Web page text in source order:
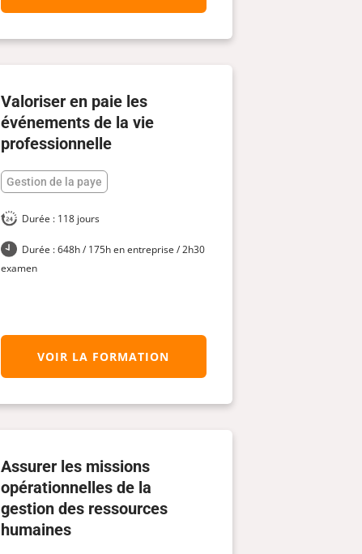
Valoriser en paie les
événements de la vie
professionnelle
Gestion de la paye
Durée : 118 jours
Durée : 648h / 175h en entreprise / 2h30
examen
VOIR LA FORMATION
Assurer les missions
opérationnelles de la
gestion des ressources
humaines